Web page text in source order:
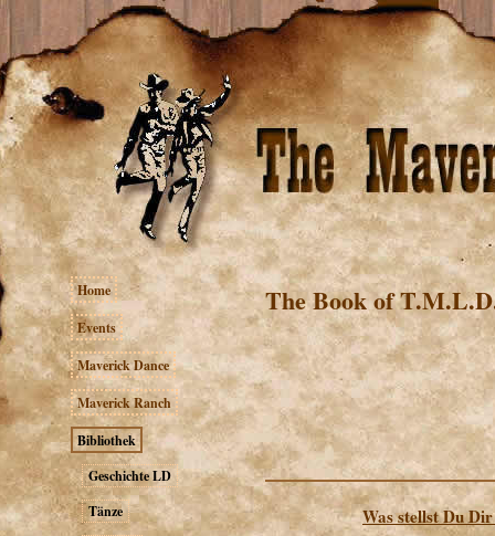
Home
Events
Maverick Dance
Maverick Ranch
Bibliothek
Geschichte LD
Tänze
The Book of
Was stellst Du